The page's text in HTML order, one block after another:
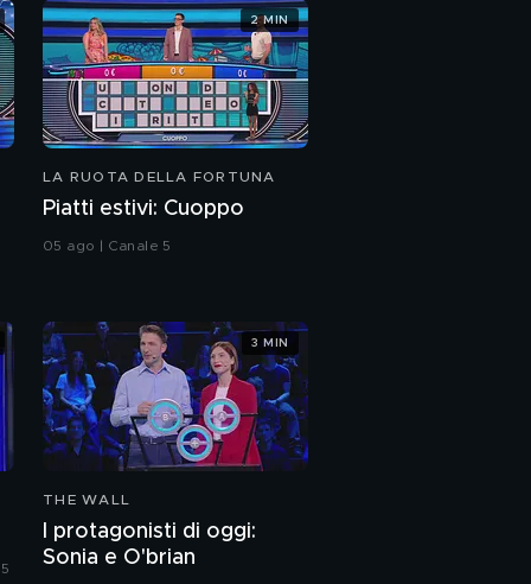
LA RUOTA DELLA FORTUNA
Piatti estivi: Cuoppo
05 ago | Canale 5
2 MIN
THE WALL
I protagonisti di oggi:
Sonia e O'brian
3 MIN